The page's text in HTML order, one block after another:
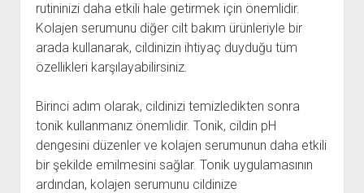
rutininizi daha etkili hale getirmek için önemlidir.
Kolajen serumunu diğer cilt bakım ürünleriyle bir
arada kullanarak, cildinizin ihtiyaç duyduğu tüm
özellikleri karşılayabilirsiniz.
Birinci adım olarak, cildinizi temizledikten sonra
tonik kullanmanız önemlidir. Tonik, cildin pH
dengesini düzenler ve kolajen serumunun daha etkili
bir şekilde emilmesini sağlar. Tonik uygulamasının
ardından, kolajen serumunu cildinize